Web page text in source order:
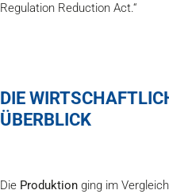
Regulation Reduction Act.“
DIE
ÜBERBLICK
Die Produktion ging im